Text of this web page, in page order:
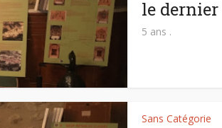
le dernier
5 ans .
Sans Catégorie